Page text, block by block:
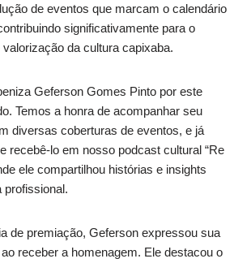
de eventos que marcam o calendário
significativamente para o
da cultura capixaba.
Geferson Gomes Pinto por este
Temos a honra de acompanhar seu
diversas coberturas de eventos, e já
recebê-lo em nosso podcast cultural “Re
ele compartilhou histórias e insights
profissional.
de premiação, Geferson expressou sua
receber a homenagem. Ele destacou o